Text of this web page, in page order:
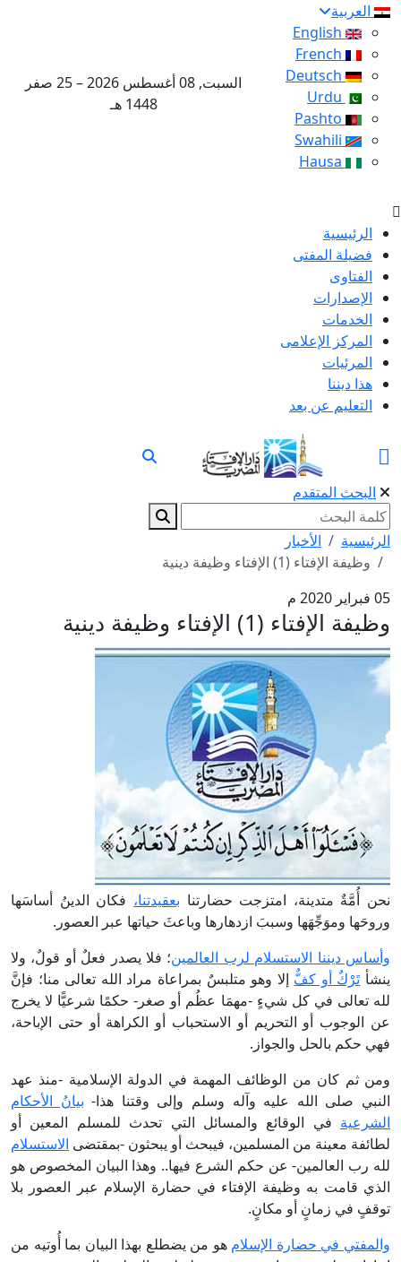
العربية
السبت, 08 أغسطس 2026 – 25 صفر
1448 هـ
الرئيسية
فضيلة المفتى
الفتاوى
الإصدارات
الخدمات
المركز الإعلامى
المرئيات
هذا ديننا
التعليم عن بعد
البحث المتقدم
الرئيسية
الأخبار
وظيفة الإفتاء (1) الإفتاء وظيفة دينية
05 فبراير 2020 م
وظيفة الإفتاء (1) الإفتاء وظيفة دينية
نحن أُمَّةٌ متدينة، امتزجت حضارتنا بعقيدتنا، فكان الدينُ أساسَها
وروحَها وموَجِّهَها وسببَ ازدهارها وباعثَ حياتها عبر العصور.
وأساس ديننا الاستسلام لرب العالمين؛ فلا يصدر فعلٌ أو قولٌ، ولا
ينشأتَرْكٌ أو كفٌّ إلا وهو متلبسٌ بمراعاة مراد الله تعالى منا؛ فإنَّ
لله تعالى في كل شيءٍ -مهمَا عظُم أو صغر- حكمًا شرعيًّا لا يخرج
عن الوجوب أو التحريم أو الاستحباب أو الكراهة أو حتى الإباحة،
فهي حكم بالحل والجواز.
ومن ثم كان من الوظائف المهمة في الدولة الإسلامية -منذ عهد
النبي صلى الله عليه وآله وسلم وإلى وقتنا هذا- بيانُ الأحكام
الشرعية في الوقائع والمسائل التي تحدث للمسلم المعين أو
لطائفة معينة من المسلمين، فيبحث أو يبحثون -بمقتضى الاستسلام
لله رب العالمين- عن حكم الشرع فيها.. وهذا البيان المخصوص هو
الذي قامت به وظيفة الإفتاء في حضارة الإسلام عبر العصور بلا
توقفٍ في زمانٍ أو مكانٍ.
والمفتي في حضارة الإسلام هو من يضطلع بهذا البيان بما أُوتيه من